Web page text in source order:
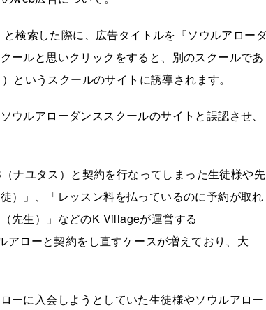
検索した際に、広告タイトルを『ソウルアロー
ールと思いクリックをすると、別のスクールであ
というスクールのサイトに誘導されます。
ルアローダンススクールのサイトと誤認させ、
ナユタス）と契約を行なってしまった生徒様や先
）」、「レッスン料を払っているのに予約が取れ
先生）」などのK Villageが運営する
ローと契約をし直すケースが増えており、大
ーに入会しようとしていた生徒様やソウルアロー